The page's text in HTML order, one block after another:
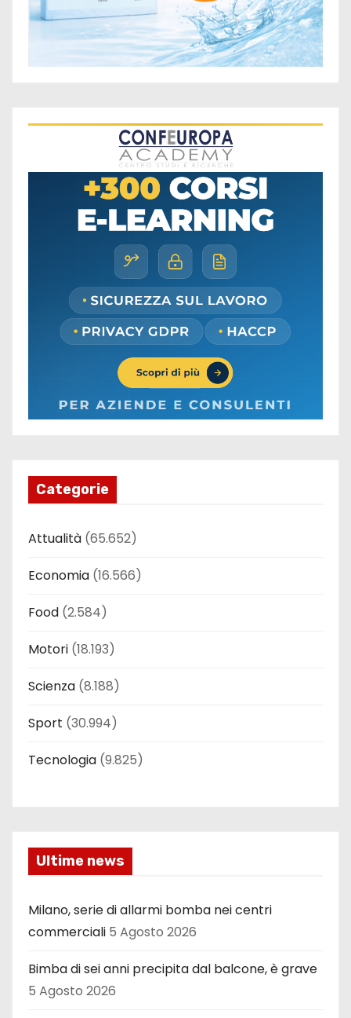
Categorie
Attualità (65.652)
Economia (16.566)
Food (2.584)
Motori (18.193)
Scienza (8.188)
Sport (30.994)
Tecnologia (9.825)
Ultime news
Milano, serie di allarmi bomba nei centri
commerciali 5 Agosto 2026
Bimba di sei anni precipita dal balcone, è grave
5 Agosto 2026